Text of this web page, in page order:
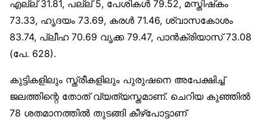
എല്ല് 31.81, പല്ല് 5, പേശികൾ 79.52, മസ്തിഷ്‌കം
73.33, ഹൃദയം 73.69, കരൾ 71.46, ശ്വാസകോശം
83.74, പ്ലീഹ 70.69 വൃക്ക 79.47, പാൻക്രിയാസ് 73.08
(പേ. 628).
കുട്ടികളിലും സ്ത്രീകളിലും പുരുഷനെ അപേക്ഷിച്ച്
ജലത്തിന്റെ തോത് വ്യത്യസ്തമാണ്. ചെറിയ കുഞ്ഞിൽ
78 ശതമാനത്തിൽ തുടങ്ങി കീഴ്‌പോട്ടാണ്